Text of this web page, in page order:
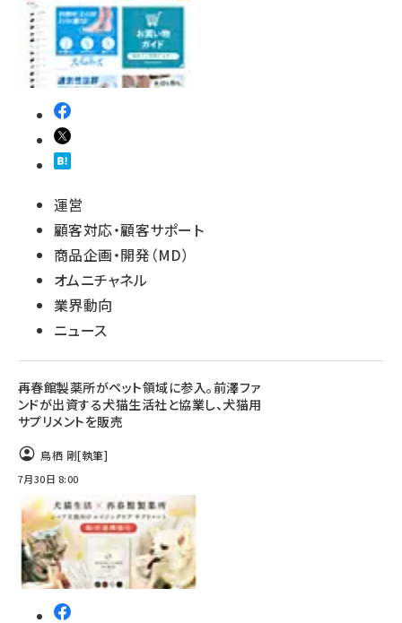
運営
顧客対応・顧客サポート
商品企画・開発（MD）
オムニチャネル
業界動向
ニュース
再春館製薬所がペット領域に参入。前澤ファ
ンドが出資する犬猫生活社と協業し、犬猫用
サプリメントを販売
鳥栖 剛[執筆]
7月30日 8:00